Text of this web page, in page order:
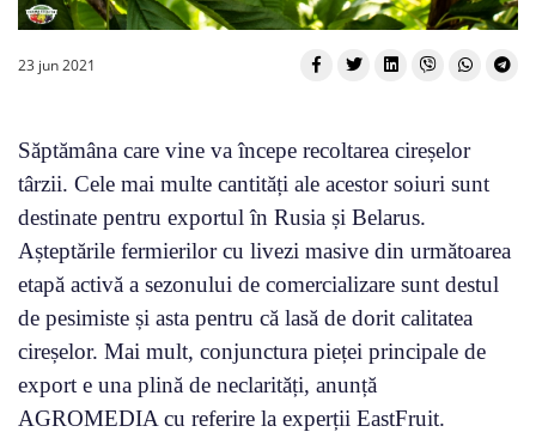
23 jun 2021
Săptămâna care vine va începe recoltarea cireșelor
târzii. Cele mai multe cantități ale acestor soiuri sunt
destinate pentru exportul în Rusia și Belarus.
Așteptările fermierilor cu livezi masive din următoarea
etapă activă a sezonului de comercializare sunt destul
de pesimiste și asta pentru că lasă de dorit calitatea
cireșelor. Mai mult, conjunctura pieței principale de
export e una plină de neclarități, anunță
AGROMEDIA cu referire la experții EastFruit.